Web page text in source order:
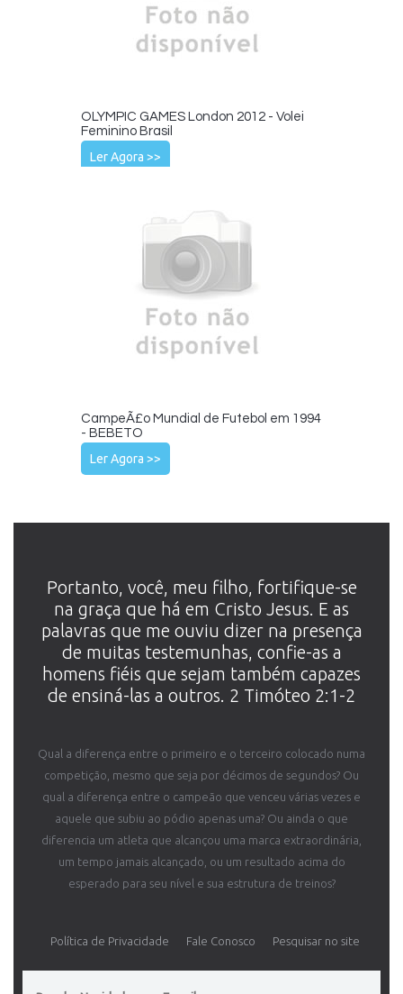
OLYMPIC GAMES London 2012 - Volei
Feminino Brasil
Ler Agora >>
CampeÃ£o Mundial de Futebol em 1994
- BEBETO
Ler Agora >>
Portanto, você, meu filho, fortifique-se
na graça que há em Cristo Jesus. E as
palavras que me ouviu dizer na presença
de muitas testemunhas, confie-as a
homens fiéis que sejam também capazes
de ensiná-las a outros. 2 Timóteo 2:1-2
Qual a diferença entre o primeiro e o terceiro colocado numa
competição, mesmo que seja por décimos de segundos? Ou
qual a diferença entre o campeão que venceu várias vezes e
aquele que subiu ao pódio apenas uma? Ou ainda o que
diferencia um atleta que alcançou uma marca extraordinária,
um tempo jamais alcançado, ou um resultado acima do
esperado para seu nível e sua estrutura de treinos?
Política de Privacidade Fale Conosco Pesquisar no site